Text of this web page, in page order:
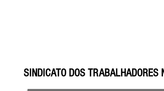
SINDICATO DOS TRABALHADORES